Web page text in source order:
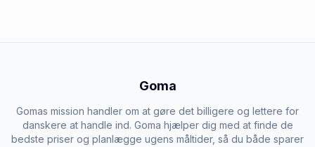
Goma
Gomas mission handler om at gøre det billigere og lettere for
danskere at handle ind. Goma hjælper dig med at finde de
bedste priser og planlægge ugens måltider, så du både sparer